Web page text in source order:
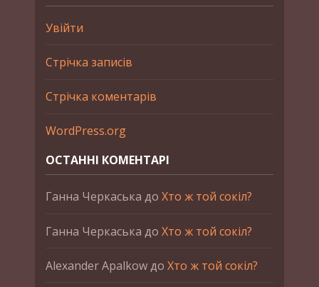
Увійти
Стрічка записів
Стрічка коментарів
WordPress.org
ОСТАННІ КОМЕНТАРІ
Ганна Черкаська до Хто ж той сокіл?
Ганна Черкаська до Хто ж той сокіл?
Alexander Apalkowдо Хто ж той сокіл?